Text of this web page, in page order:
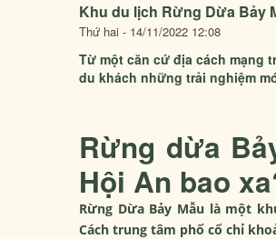
Khu du lịch Rừng Dừa Bảy
Thứ hai - 14/11/2022 12:08
Từ một căn cứ địa cách mạng
du khách những trải nghiệm
Rừng dừa
Hội An bao
Rừng Dừa Bảy Mẫu là một
Cách trung tâm phố cổ chỉ